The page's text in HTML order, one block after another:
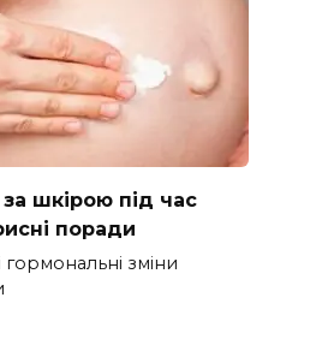
шкірою під час
поради
гормональні зміни